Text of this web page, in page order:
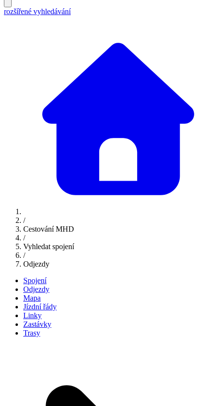
rozšířené vyhledávání
/
Cestování MHD
/
Vyhledat spojení
/
Odjezdy
Spojení
Odjezdy
Mapa
Jízdní řády
Linky
Zastávky
Trasy